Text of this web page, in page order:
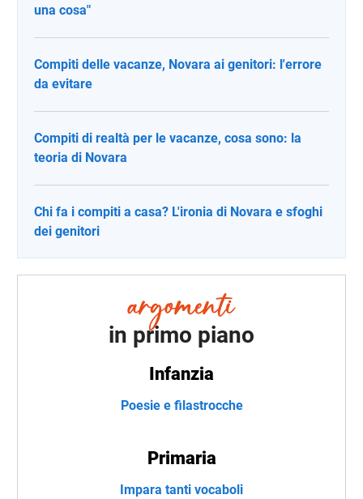
una cosa"
Compiti delle vacanze, Novara ai genitori: l'errore
da evitare
Compiti di realtà per le vacanze, cosa sono: la
teoria di Novara
Chi fa i compiti a casa? L'ironia di Novara e sfoghi
dei genitori
in primo piano
Infanzia
Poesie e filastrocche
Primaria
Impara tanti vocaboli